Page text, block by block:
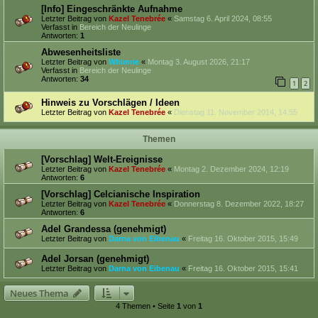
[Info] Eingeschränkte Aufnahme
Letzter Beitrag von Kazel Tenebrée « Samstag 6. April 2024, 08:55
Verfasst in Bereich der Neulinge
Antworten: 1
Abwesenheitsliste
Letzter Beitrag von Whimrie « Montag 3. August 2026, 21:17
Verfasst in Bereich der Neulinge
Antworten: 34 1 2
Hinweis zu Vorschlägen / Ideen
Letzter Beitrag von Kazel Tenebrée « Dienstag 11. November 2014, 14:55
Themen
[Vorschlag] Welt-Ereignisse
Letzter Beitrag von Kazel Tenebrée « Montag 2. Dezember 2024, 12:19
Antworten: 6
[Vorschlag] Celcianische Inspiration
Letzter Beitrag von Kazel Tenebrée « Donnerstag 8. Dezember 2022, 18:27
Antworten: 6
Adel Grandessa (genehmigt)
Letzter Beitrag von Darna von Eibenau « Freitag 16. Oktober 2015, 15:49
Adel Jorsan (genehmigt)
Letzter Beitrag von Darna von Eibenau « Freitag 16. Oktober 2015, 15:41
Neues Thema
4 Themen • Seite 1 von 1